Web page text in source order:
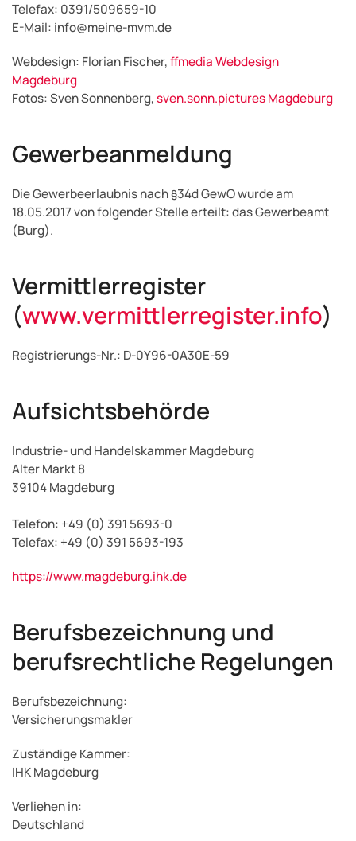
Telefax: 0391/509659-10
E-Mail: info@meine-mvm.de
Webdesign: Florian Fischer,ffmedia Webdesign
Magdeburg
Fotos: Sven Sonnenberg,sven.sonn.pictures Magdeburg
Gewerbeanmeldung
Die Gewerbeerlaubnis nach §34d GewO wurde am
18.05.2017 von folgender Stelle erteilt: das Gewerbeamt
(Burg).
Vermittlerregister
(www.vermittlerregister.info)
Registrierungs-Nr.: D-0Y96-0A30E-59
Aufsichtsbehörde
Industrie- und Handelskammer Magdeburg
Alter Markt 8
39104 Magdeburg
Telefon: +49 (0) 391 5693-0
Telefax: +49 (0) 391 5693-193
https://www.magdeburg.ihk.de
Berufsbezeichnung und
berufsrechtliche Regelungen
Berufsbezeichnung:
Versicherungsmakler
Zuständige Kammer:
IHK Magdeburg
Verliehen in:
Deutschland